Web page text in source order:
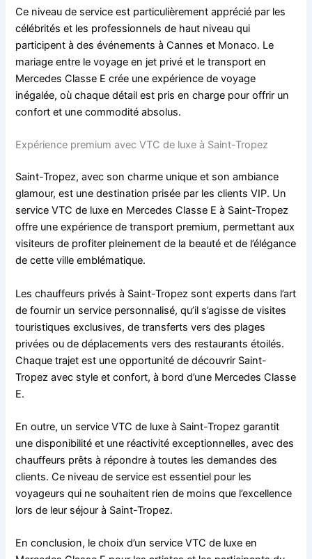
Ce niveau de service est particulièrement apprécié par les
célébrités et les professionnels de haut niveau qui
participent à des événements à Cannes et Monaco. Le
mariage entre le voyage en jet privé et le transport en
Mercedes Classe E crée une expérience de voyage
inégalée, où chaque détail est pris en charge pour offrir un
confort et une commodité absolus.
Expérience premium avec VTC de luxe à Saint-Tropez
Saint-Tropez, avec son charme unique et son ambiance
glamour, est une destination prisée par les clients VIP. Un
service VTC de luxe en Mercedes Classe E à Saint-Tropez
offre une expérience de transport premium, permettant aux
visiteurs de profiter pleinement de la beauté et de l’élégance
de cette ville emblématique.
Les chauffeurs privés à Saint-Tropez sont experts dans l’art
de fournir un service personnalisé, qu’il s’agisse de visites
touristiques exclusives, de transferts vers des plages
privées ou de déplacements vers des restaurants étoilés.
Chaque trajet est une opportunité de découvrir Saint-
Tropez avec style et confort, à bord d’une Mercedes Classe
E.
En outre, un service VTC de luxe à Saint-Tropez garantit
une disponibilité et une réactivité exceptionnelles, avec des
chauffeurs prêts à répondre à toutes les demandes des
clients. Ce niveau de service est essentiel pour les
voyageurs qui ne souhaitent rien de moins que l’excellence
lors de leur séjour à Saint-Tropez.
En conclusion, le choix d’un service VTC de luxe en